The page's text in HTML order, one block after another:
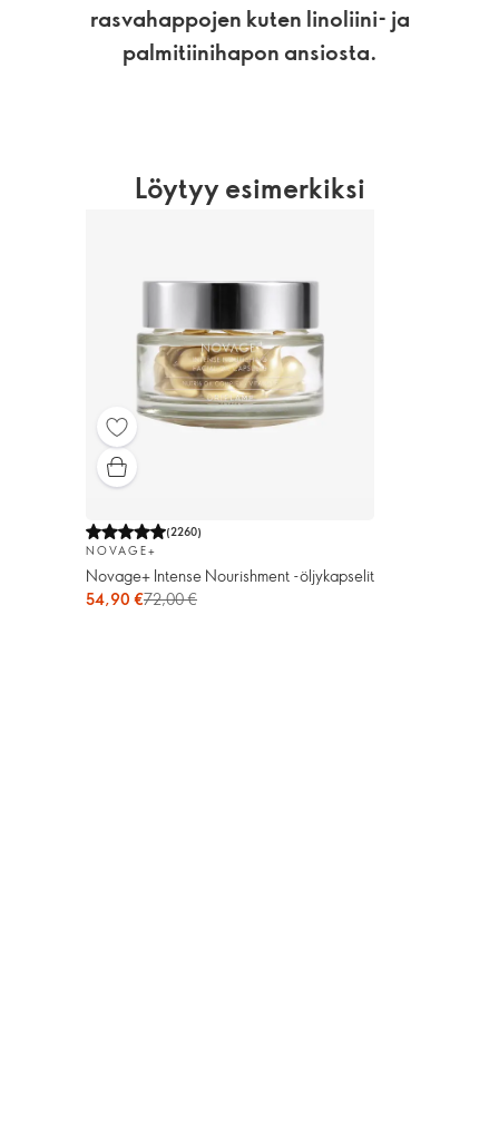
rasvahappojen kuten linoliini- ja
palmitiinihapon ansiosta.
Löytyy esimerkiksi
(2260)
NOVAGE+
Novage+ Intense Nourishment -öljykapselit
54,90 €72,00 €